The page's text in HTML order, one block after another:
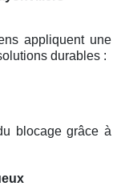
appliquent une
durables :
blocage grâce à